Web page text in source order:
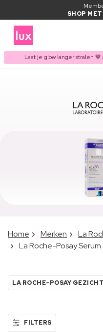
SHOP
Laat je glow langer stralen
Home Merken
La
La Roche-Posay Serum
LA ROCHE-POSAY
FILTERS